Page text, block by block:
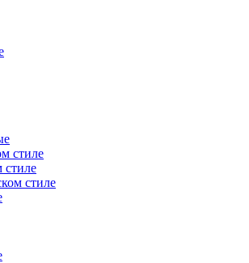
стиле
стиле
стиле